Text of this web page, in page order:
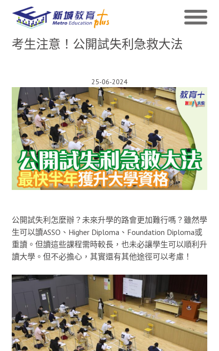
考生注意！公開試失利急救大法
25-06-2024
公開試失利怎麼辦？未來升學的路會更加難行嗎？雖然學
生可以讀ASSO、Higher Diploma、Foundation Diploma或
重讀。但讀這些課程需時較長，也未必讓學生可以順利升
讀大學。但不必擔心，其實還有其他途徑可以考慮！